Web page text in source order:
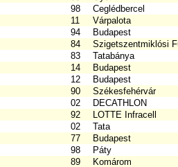
98
Ceglédbercel
11
Várpalota
94
Budapest
84
Szigetszentmiklósi
83
Tatabánya
14
Budapest
12
Budapest
90
Székesfehérvár
02
DECATHLON
92
LOTTE Infracell
02
Tata
77
Budapest
98
Páty
89
Komárom